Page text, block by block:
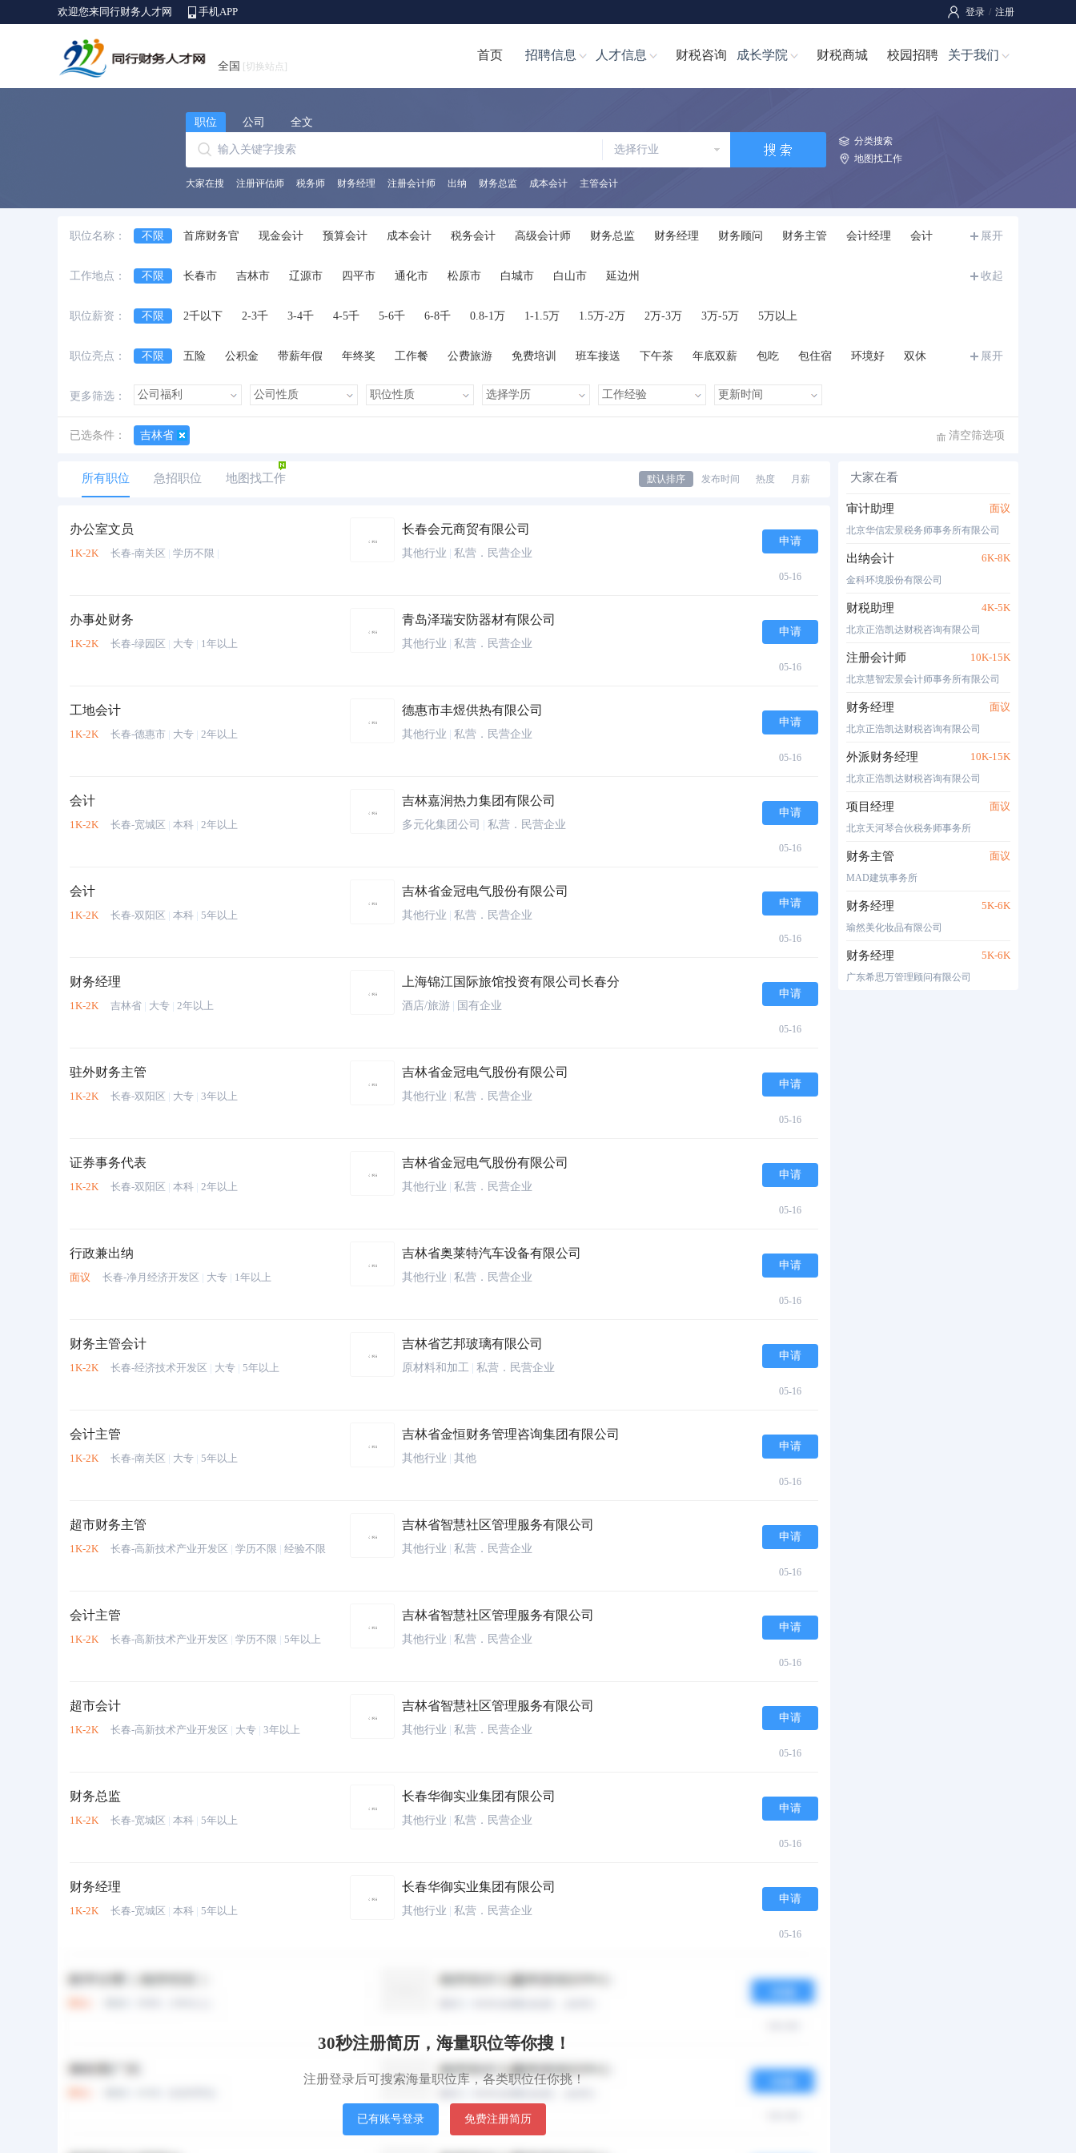
欢迎您来同行财务人才网 手机APP 登录 / 注册
全国 [切换站点]
首页 招聘信息 人才信息 财税咨询 成长学院 财税商城 校园招聘 关于我们
职位 公司 全文
选择行业
分类搜索
地图找工作
大家在搜 注册评估师 税务师 财务经理 注册会计师 出纳 财务总监 成本会计 主管会计
职位名称： 不限 首席财务官 现金会计 预算会计 成本会计 税务会计 高级会计师 财务总监 财务经理 财务顾问 财务主管 会计经理
会计
中级会计师
审计经理/主管 审计专员/助理 税务经理 税务专员/助理 统计员 其他职位
展开
工作地点： 不限 长春市 吉林市 辽源市 四平市 通化市 松原市 白城市 白山市 延边州 收起
职位薪资： 不限 2千以下 2-3千 3-4千 4-5千 5-6千 6-8千 0.8-1万 1-1.5万 1.5万-2万 2万-3万 3万-5万 5万以上
职位亮点： 不限 五险 公积金 带薪年假 年终奖 工作餐 公费旅游 免费培训 班车接送 下午茶 年底双薪 包吃 包住宿 环境好
双休
展开
更多筛选：
已选条件： 吉林省 清空筛选项
所有职位 急招职位 地图找工作 默认排序 发布时间 热度 月薪
办公室文员
1K-2K 长春-南关区 | 学历不限 |
长春会元商贸有限公司
其他行业 私营．民营企业
申请
05-16
办事处财务
1K-2K 长春-绿园区 | 大专 | 1年以上
青岛泽瑞安防器材有限公司
其他行业 私营．民营企业
申请
05-16
工地会计
1K-2K 长春-德惠市 | 大专 | 2年以上
德惠市丰煜供热有限公司
其他行业 私营．民营企业
申请
05-16
会计
1K-2K 长春-宽城区 | 本科 | 2年以上
吉林嘉润热力集团有限公司
多元化集团公司 私营．民营企业
申请
05-16
会计
1K-2K 长春-双阳区 | 本科 | 5年以上
吉林省金冠电气股份有限公司
其他行业 私营．民营企业
申请
05-16
财务经理
1K-2K 吉林省 | 大专 | 2年以上
上海锦江国际旅馆投资有限公司长春分
酒店/旅游 国有企业
申请
05-16
驻外财务主管
1K-2K 长春-双阳区 | 大专 | 3年以上
吉林省金冠电气股份有限公司
其他行业 私营．民营企业
申请
05-16
证券事务代表
1K-2K 长春-双阳区 | 本科 | 2年以上
吉林省金冠电气股份有限公司
其他行业 私营．民营企业
申请
05-16
行政兼出纳
面议 长春-净月经济开发区 | 大专 | 1年以上
吉林省奥莱特汽车设备有限公司
其他行业 私营．民营企业
申请
05-16
财务主管会计
1K-2K 长春-经济技术开发区 | 大专 | 5年以上
吉林省艺邦玻璃有限公司
原材料和加工 私营．民营企业
申请
05-16
会计主管
1K-2K 长春-南关区 | 大专 | 5年以上
吉林省金恒财务管理咨询集团有限公司
其他行业 其他
申请
05-16
超市财务主管
1K-2K 长春-高新技术产业开发区 | 学历不限 | 经验不限
吉林省智慧社区管理服务有限公司
其他行业 私营．民营企业
申请
05-16
会计主管
1K-2K 长春-高新技术产业开发区 | 学历不限 | 5年以上
吉林省智慧社区管理服务有限公司
其他行业 私营．民营企业
申请
05-16
超市会计
1K-2K 长春-高新技术产业开发区 | 大专 | 3年以上
吉林省智慧社区管理服务有限公司
其他行业 私营．民营企业
申请
05-16
财务总监
1K-2K 长春-宽城区 | 本科 | 5年以上
长春华御实业集团有限公司
其他行业 私营．民营企业
申请
05-16
财务经理
1K-2K 长春-宽城区 | 本科 | 5年以上
长春华御实业集团有限公司
其他行业 私营．民营企业
申请
05-16
出纳员 吉林众联电气有限公司
汽车零部件-财务总监 长春聚成恒业人力资源管理有限公司
30秒注册简历，海量职位等你搜！
注册登录后可搜索海量职位库，各类职位任你挑！
已有账号登录 免费注册简历
大家在看
审计助理 面议
北京华信宏景税务师事务所有限公司
出纳会计 6K-8K
金科环境股份有限公司
财税助理 4K-5K
北京正浩凯达财税咨询有限公司
注册会计师 10K-15K
北京慧智宏景会计师事务所有限公司
财务经理 面议
北京正浩凯达财税咨询有限公司
外派财务经理 10K-15K
北京正浩凯达财税咨询有限公司
项目经理 面议
北京天河琴合伙税务师事务所
财务主管 面议
MAD建筑事务所
财务经理 5K-6K
瑜然美化妆品有限公司
财务经理 5K-6K
广东希思万管理顾问有限公司